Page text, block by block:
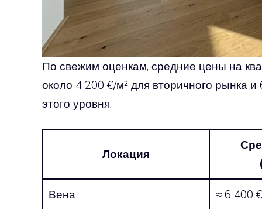
По свежим оценкам, средние цены на
около 4 200 €/м² для вторичного рынка
этого уровня.
Локация
Вена ≈ 6 400